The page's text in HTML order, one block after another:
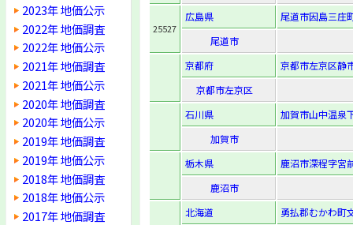
2023年 地価公示
2022年 地価調査
2022年 地価公示
2021年 地価調査
2021年 地価公示
2020年 地価調査
2020年 地価公示
2019年 地価調査
2019年 地価公示
2018年 地価調査
2018年 地価公示
2017年 地価調査
25527
広島県
尾道市因島三庄
尾道市
京都府
京都市左京区静
京都市左京区
石川県
加賀市山中温泉
加賀市
栃木県
鹿沼市深程字宮
鹿沼市
北海道
勇払郡むかわ町